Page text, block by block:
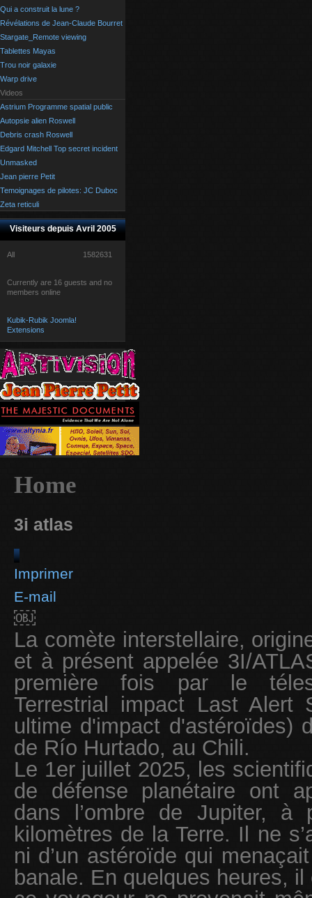
Qui a construit la lune ?
Révélations de Jean-Claude Bourret
Stargate_Remote viewing
Tablettes Mayas
Trou noir galaxie
Warp drive
Videos
Astrium Programme spatial public
Autopsie alien Roswell
Debris crash Roswell
Edgard Mitchell Top secret incident
Unmasked
Jean pierre Petit
Temoignages de pilotes: JC Duboc
Zeta reticuli
Visiteurs depuis Avril 2005
All 1582631
Currently are 16 guests and no
members online
Kubik-Rubik Joomla!
Extensions
Home
3i atlas
Imprimer
E-mail
￼
La comète interstellaire,
et à présent appelée 3I/
première fois par le
Terrestrial impact Last Alert
ultime d'impact d'astéroïdes)
de Río Hurtado, au Chili.
Le 1er juillet 2025, les
de défense planétaire ont
dans l’ombre de Jupiter,
kilomètres de la Terre. Il ne
ni d’un astéroïde qui
banale. En quelques heures,